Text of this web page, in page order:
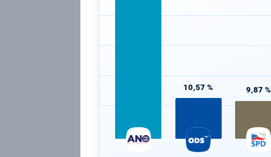
10,57 % 9,87 %